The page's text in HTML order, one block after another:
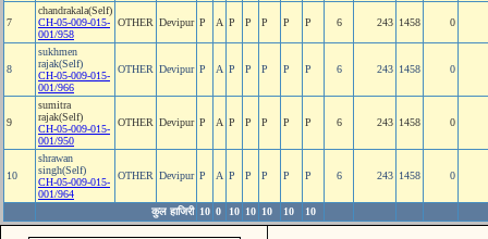
7
chandrakala(Self)
CH-05-009-015-
001/958
OTHER Devipur P A P P P P P 6 243 1458 0
8
sukhmen
rajak(Self)
CH-05-009-015-
001/966
OTHER Devipur P A P P P P P 6 243 1458 0
9
sumitra
rajak(Self)
CH-05-009-015-
001/950
OTHER Devipur P A P P P P P 6 243 1458 0
10
shrawan
singh(Self)
CH-05-009-015-
001/964
OTHER Devipur P A P P P P P 6 243 1458 0
कुल हाजिरी 10 0 10 10 10 10 10